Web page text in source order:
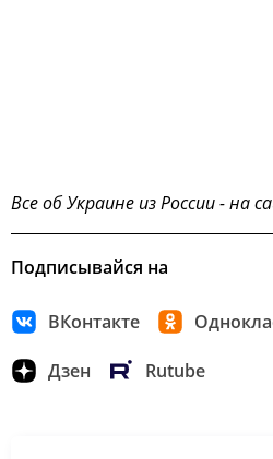
Все об Украине из России - на
Подписывайся на
ВКонтакте
Дзен Rutube